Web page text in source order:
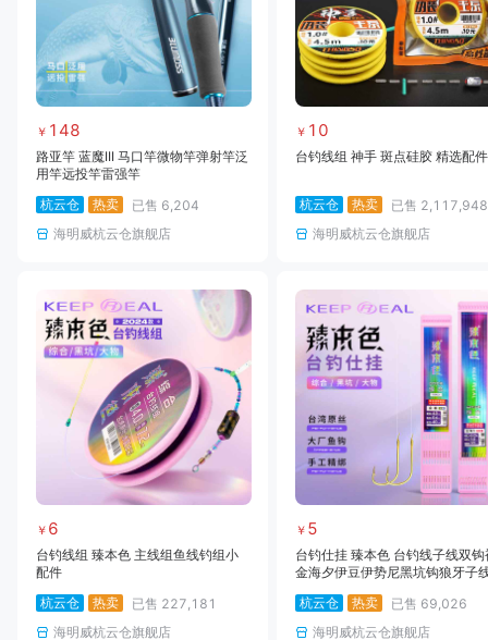
￥ 148
路亚竿 蓝魔III 马口竿微物竿弹射竿泛
用竿远投竿雷强竿
杭云仓
热卖 已售 6,204
海明威杭云仓旗舰店
￥ 10
台钓线组 神手 斑点硅胶 精选配件
杭云仓 热卖 已售 2,117,948
海明威杭云仓旗舰店
￥ 6
台钓线组 臻本色 主线组鱼线钓组小
配件
杭云仓
热卖 已售 227,181
海明威杭云仓旗舰店
￥ 5
台钓仕挂 臻本色 台钓线子线双钩
金海夕伊豆伊势尼黑坑钩狼牙子
杭云仓
热卖 已售 69,026
海明威杭云仓旗舰店